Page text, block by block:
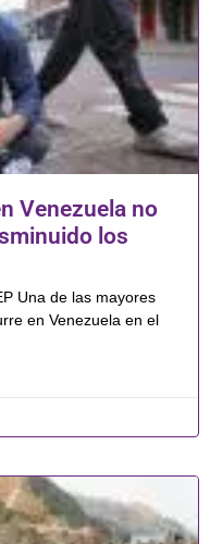
Venezuela no
los
Una de las mayores
en Venezuela en el